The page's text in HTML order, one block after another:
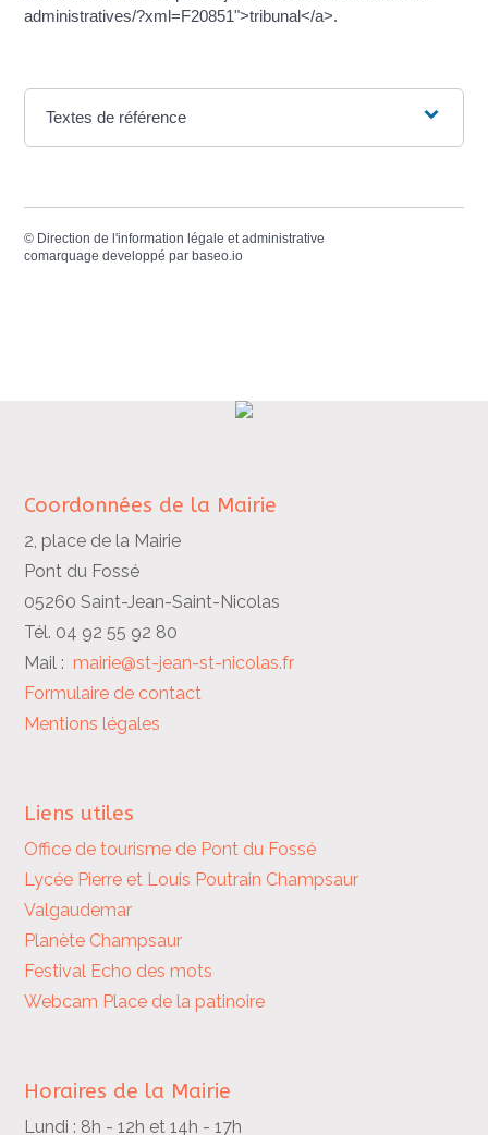
administratives/?xml=F20851">tribunal</a>.
Textes de référence
© Direction de l'information légale et administrative
comarquage developpé parbaseo.io
Coordonnées de la Mairie
2, place de la Mairie
Pont du Fossé
05260 Saint-Jean-Saint-Nicolas
Tél. 04 92 55 92 80
Mail :mairie@st-jean-st-nicolas.fr
Formulaire de contact
Mentions légales
Liens utiles
Office de tourisme de Pont du Fossé
Lycée Pierre et Louis Poutrain Champsaur
Valgaudemar
Planète Champsaur
Festival Echo des mots
Webcam Place de la patinoire
Horaires de la Mairie
Lundi : 8h - 12h et 14h - 17h